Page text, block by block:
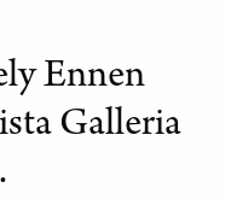
Ennen
Galleria